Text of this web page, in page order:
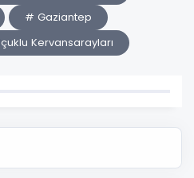
# Gaziantep
Kervansarayları